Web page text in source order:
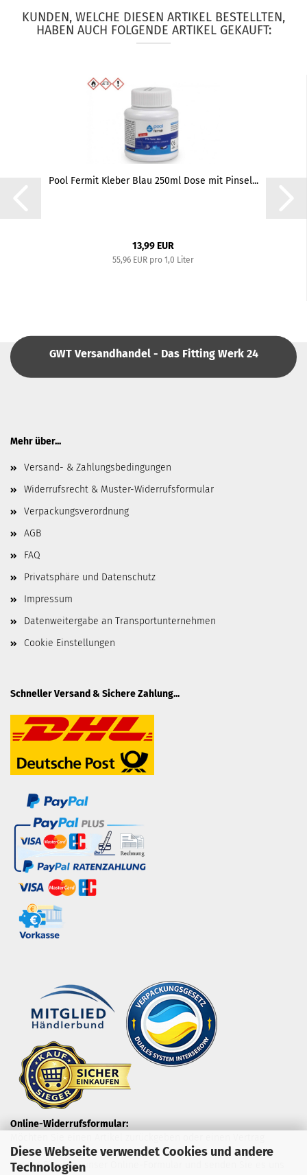
Diese Webseite verwendet Cookies und andere
Technologien
KUNDEN, WELCHE DIESEN ARTIKEL BESTELLTEN,
HABEN AUCH FOLGENDE ARTIKEL GEKAUFT:
Pool Fermit Kleber Blau 250ml Dose mit Pinsel...
13,99 EUR
55,96 EUR pro 1,0 Liter
GWT Versandhandel - Das Fitting Werk 24
Mehr über...
Versand- & Zahlungsbedingungen
Widerrufsrecht & Muster-Widerrufsformular
Verpackungsverordnung
AGB
FAQ
Privatsphäre und Datenschutz
Impressum
Datenweitergabe an Transportunternehmen
Cookie Einstellungen
Schneller Versand & Sichere Zahlung...
Online-Widerrufsformular:
widerrufen?
Nutzen Sie dazu unser Online-Formular und senden Sie es uns